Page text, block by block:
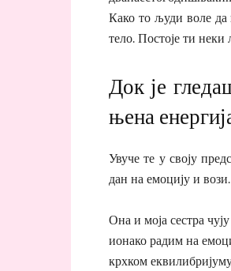
Како то људи воле
тело. Постоје ти
Док је
њена
Увуче те у своју
дан на емоцију и
Она и моја сестра
ионако радим на
крхком